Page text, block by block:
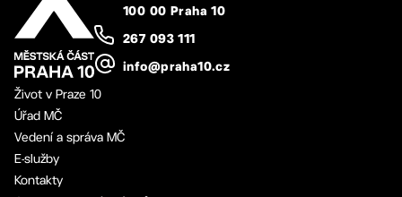
100 00 Praha 10
267 093 111
info@praha10.cz
Život v Praze 10
Úřad MČ
Vedení a správa MČ
E-služby
Kontakty